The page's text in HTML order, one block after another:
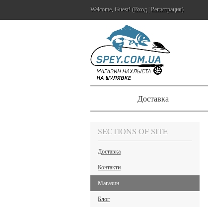
Welcome, Guest! (Вход Регистрация)
Доставка
SECTIONS OF SITE
Доставка
Контакти
Магазин
Блог